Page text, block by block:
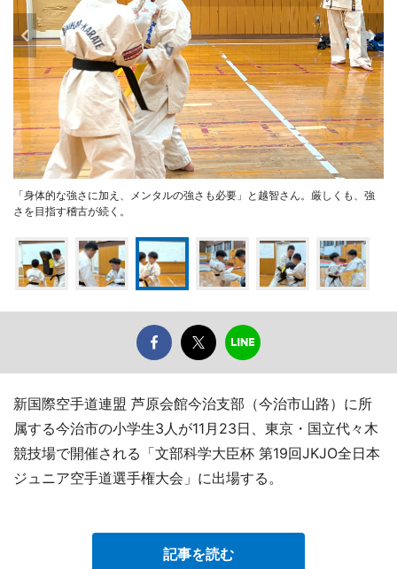
「身体的な強さに加え、メンタルの強さも必要」と越智さん。厳しくも、強
さを目指す稽古が続く。
新国際空手道連盟 芦原会館今治支部（今治市山路）に所
属する今治市の小学生3人が11月23日、東京・国立代々木
競技場で開催される「文部科学大臣杯 第19回JKJO全日本
ジュニア空手道選手権大会」に出場する。
記事を読む